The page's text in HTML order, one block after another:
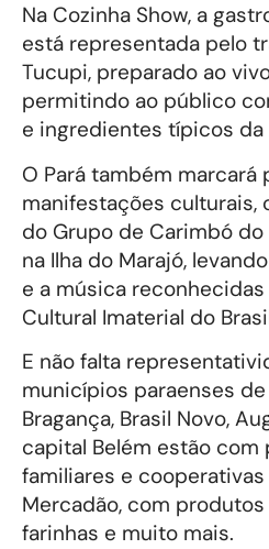
Na Cozinha Show, a
está representada pelo
Tucupi, preparado ao
permitindo ao público
e ingredientes típicos da
O Pará também marcará
manifestações culturais,
do Grupo de Carimbó
na Ilha do Marajó,
e a música
Cultural Imaterial do
E não falta
municípios paraenses de
Bragança, Brasil Novo,
capital Belém estão com
familiares e
Mercadão, com
farinhas e muito mais.